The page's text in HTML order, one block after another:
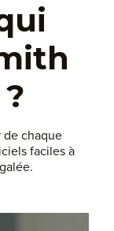
chaque
faciles à